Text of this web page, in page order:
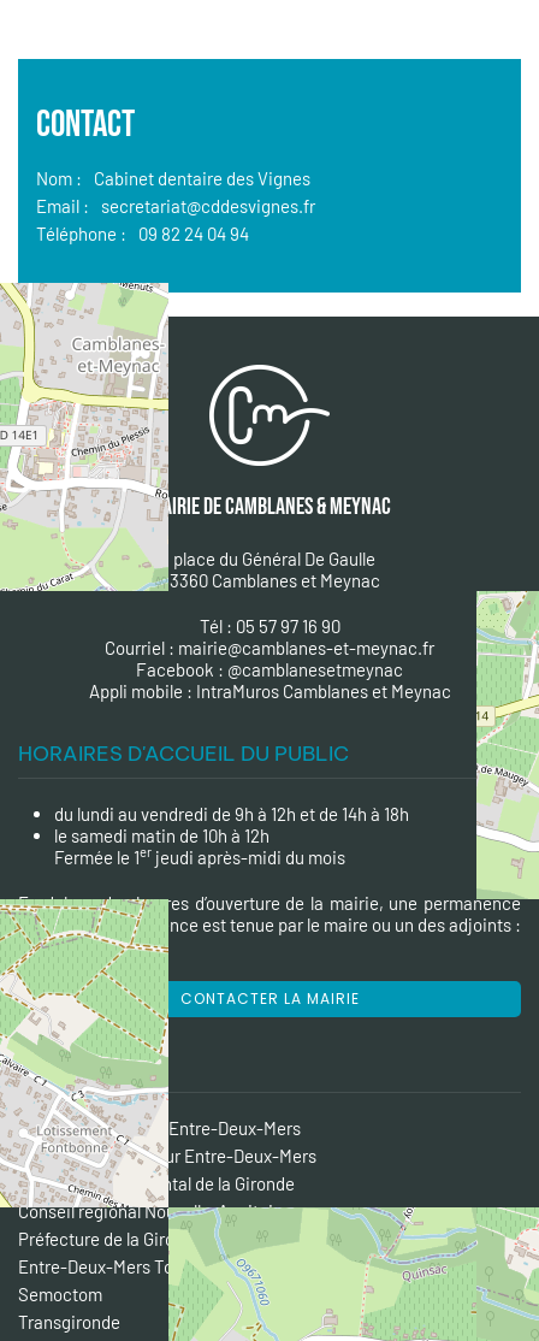
CONTACT
Nom :
Cabinet dentaire des Vignes
Email :
secretariat@cddesvignes.fr
Téléphone :
09 82 24 04 94
MAIRIE DE CAMBLANES & MEYNAC
1 place du Général De Gaulle
33360 Camblanes et Meynac
Tél : 05 57 97 16 90
Courriel : mairie@camblanes-et-meynac.fr
Facebook : @camblanesetmeynac
Appli mobile : IntraMuros Camblanes et Meynac
HORAIRES D'ACCUEIL DU PUBLIC
du lundi au vendredi de 9h à 12h et de 14h à 18h
le samedi matin de 10h à 12h
Fermée le 1er jeudi après-midi du mois
En dehors des heures d’ouverture de la mairie, une permanence
téléphonique d'urgence est tenue par le maire ou un des adjoints :
tél. 07 84 12 85 91.
CONTACTER LA MAIRIE
LIENS DIVERS
CDC des Portes de l'Entre-Deux-Mers
Pôle Territorial Coeur Entre-Deux-Mers
Conseil départemental de la Gironde
Conseil régional Nouvelle-Aquitaine
Préfecture de la Gironde
Entre-Deux-Mers Tourisme
Semoctom
Transgironde